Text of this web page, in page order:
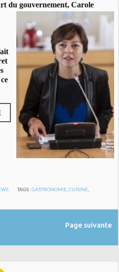
du gouvernement, Carole
TAGS :GASTRONOMIE ,CUISINE
Page suivante